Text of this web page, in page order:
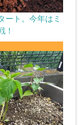
ート。今年はミ
！